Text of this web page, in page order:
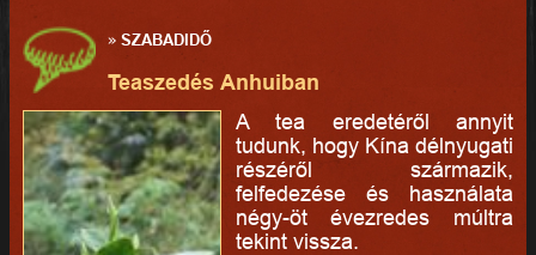
»SZABADIDŐ
Teaszedés Anhuiban
A tea eredetéről annyit
tudunk, hogy Kína délnyugati
részéről származik,
felfedezése és használata
négy-öt évezredes múltra
tekint vissza.